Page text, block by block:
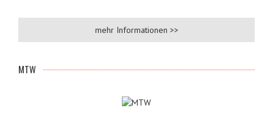
mehr Informationen >>
MTW